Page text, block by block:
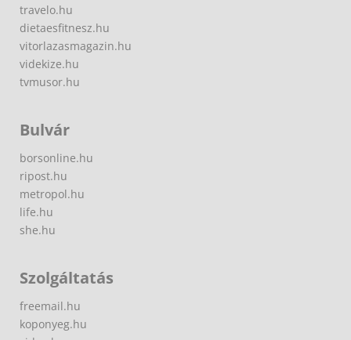
travelo.hu
dietaesfitnesz.hu
vitorlazasmagazin.hu
videkize.hu
tvmusor.hu
Bulvár
borsonline.hu
ripost.hu
metropol.hu
life.hu
she.hu
Szolgáltatás
freemail.hu
koponyeg.hu